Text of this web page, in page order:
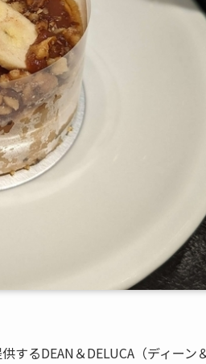
るDEAN＆DELUCA（ディーン